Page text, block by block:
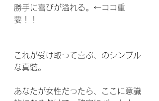
勝手に喜びが溢れる。←ココ重
要！！
これが受け取って喜ぶ、のシンプル
な真髄。
あなたが女性だったら、ここに意識